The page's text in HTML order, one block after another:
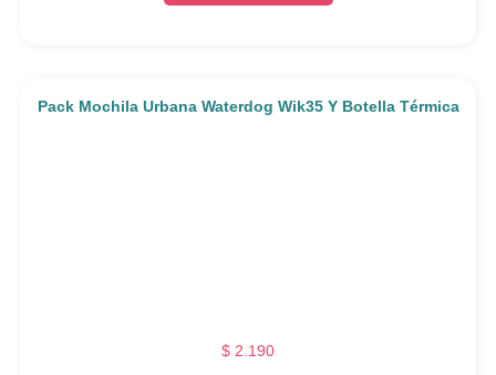
Pack Mochila Urbana Waterdog Wik35 Y Botella Térmica
$ 2.190